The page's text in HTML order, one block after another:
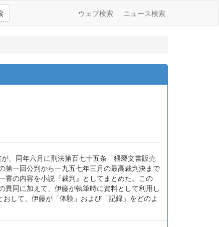
ウェブ検索 ニュース検索
、同年六月に刑法第百七十五条「猥褻文書販売
第一回公判から一九五七年三月の最高裁判決まで
審の内容を小説『裁判』としてまとめた。この
異同に加えて、伊藤が執筆時に資料として利用し
して、伊藤が「体験」および「記録」をどのよ